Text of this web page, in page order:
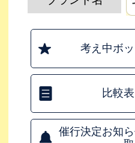
考え中ボ
比較
催行決定お知